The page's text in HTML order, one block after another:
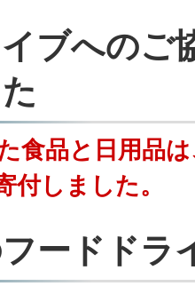
ブへのご
食品と日用品
付しました。
ードドラ